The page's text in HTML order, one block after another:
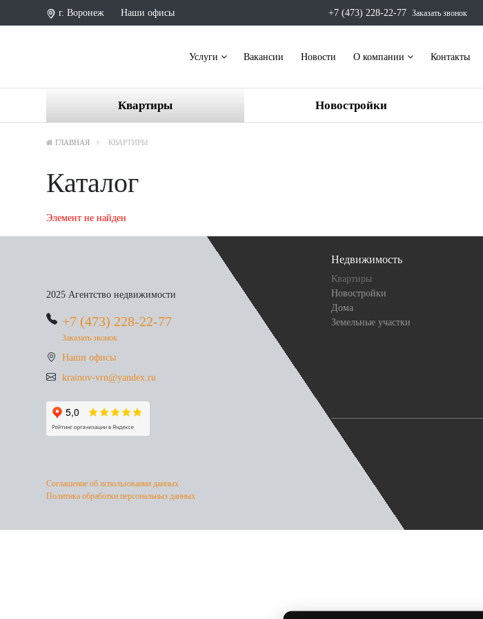
г. Воронеж Наши офисы +7 (473) 228-22-77 Заказать звонок
Услуги Вакансии Новости О компании Контакты
Квартиры Новостройки
ГЛАВНАЯ КВАРТИРЫ
Каталог
Элемент не найден
2025 Агентство недвижимости
+7 (473) 228-22-77
Заказать звонок
Наши офисы
krainov-vrn@yandex.ru
Соглашение об использовании данных
Политика обработки персональныз данных
Недвижимость
Квартиры
Новостройки
Дома
Земельные участки